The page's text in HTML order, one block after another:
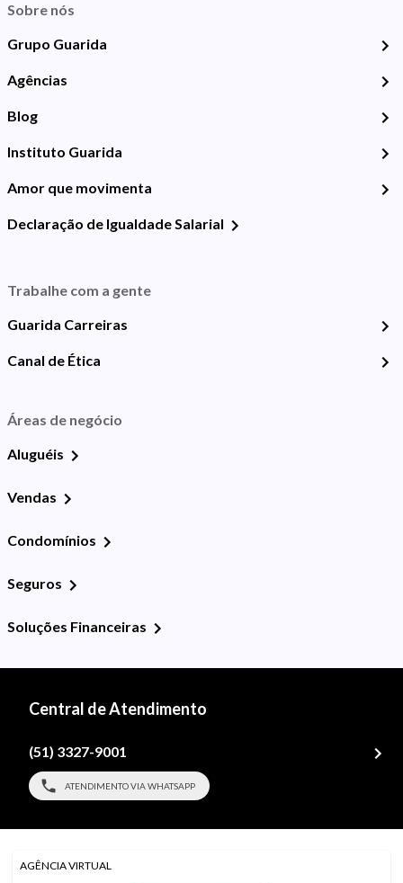
Sobre nós
Grupo Guarida
Agências
Blog
Instituto Guarida
Amor que movimenta
Declaração de Igualdade Salarial
Trabalhe com a gente
Guarida Carreiras
Canal de Ética
Áreas de negócio
Aluguéis
Vendas
Condomínios
Seguros
Soluções Financeiras
Central de Atendimento
(51) 3327-9001
ATENDIMENTO VIA WHATSAPP
AGÊNCIA VIRTUAL